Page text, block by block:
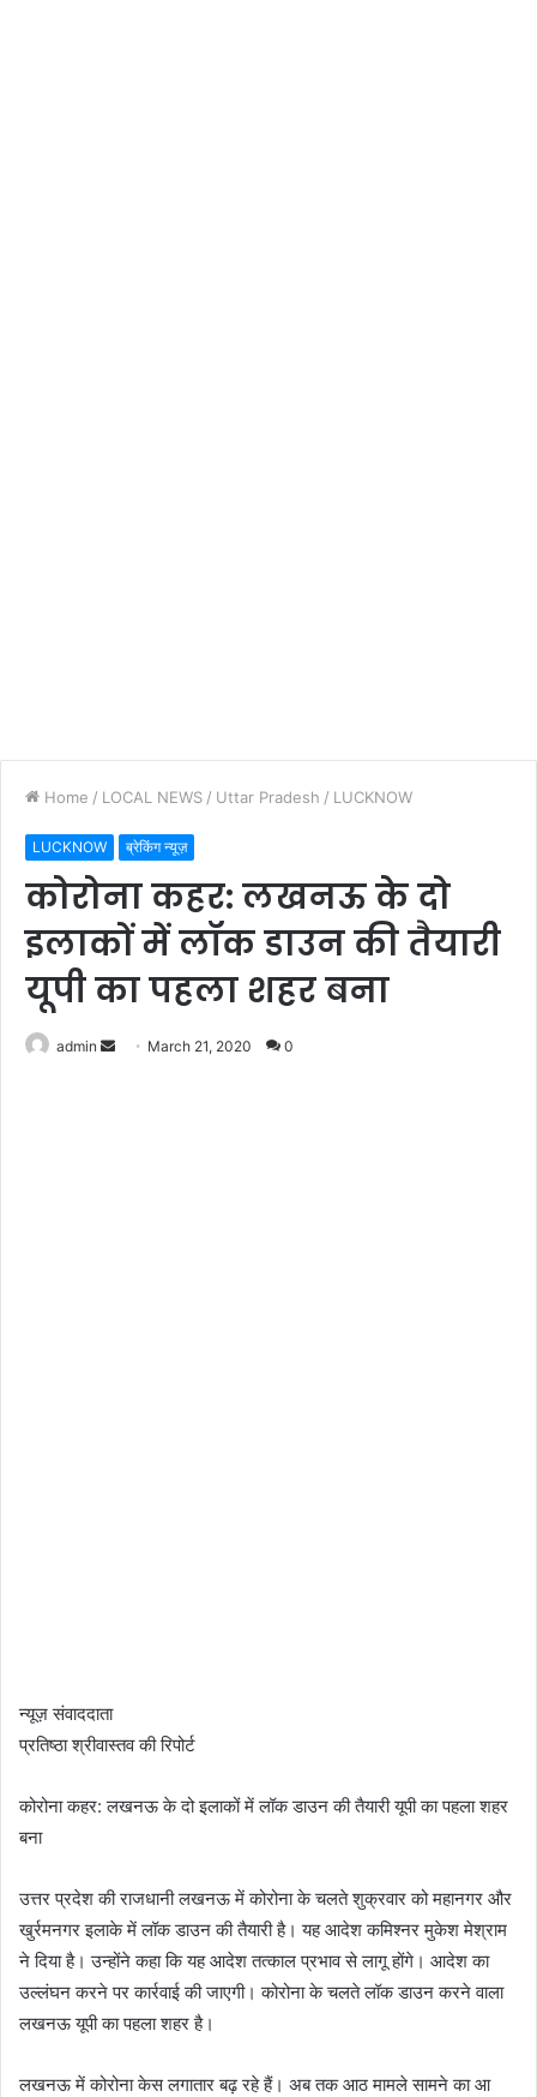
Home / LOCAL NEWS / Uttar Pradesh / LUCKNOW
LUCKNOW ब्रेकिंग न्यूज़
कोरोना कहर: लखनऊ के दो
इलाकों में लॉक डाउन की तैयारी
यूपी का पहला शहर बना
admin
Send March 21, 2020 0
न्यूज़ संवाददाता
प्रतिष्ठा श्रीवास्तव की रिपोर्ट
कोरोना कहर: लखनऊ के दो इलाकों में लॉक डाउन की तैयारी यूपी का पहला शहर
बना
उत्तर प्रदेश की राजधानी लखनऊ में कोरोना के चलते शुक्रवार को महानगर और
खुर्रमनगर इलाके में लॉक डाउन की तैयारी है। यह आदेश कमिश्नर मुकेश मेश्राम
ने दिया है। उन्होंने कहा कि यह आदेश तत्काल प्रभाव से लागू होंगे। आदेश का
उल्लंघन करने पर कार्रवाई की जाएगी। कोरोना के चलते लॉक डाउन करने वाला
लखनऊ यूपी का पहला शहर है।
लखनऊ में कोरोना केस लगातार बढ़ रहे हैं। अब तक आठ मामले सामने का आ